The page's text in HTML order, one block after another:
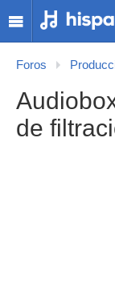
Foros
de